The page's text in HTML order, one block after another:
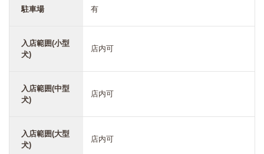
駐車場 有
入店範囲(小型
犬)
店内可
入店範囲(中型
犬)
店内可
入店範囲(大型
犬)
店内可